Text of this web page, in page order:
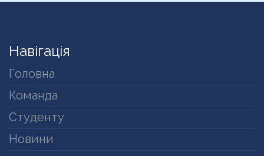
Навігація
Головна
Команда
Студенту
Новини